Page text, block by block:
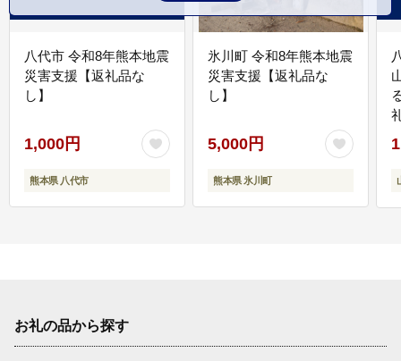
八代市 令和8年熊本地震
災害支援【返礼品な
し】
1,000円
熊本県 八代市
氷川町 令和8年熊本地震
災害支援【返礼品な
し】
5,000円
熊本県 氷川町
お礼の品から探す